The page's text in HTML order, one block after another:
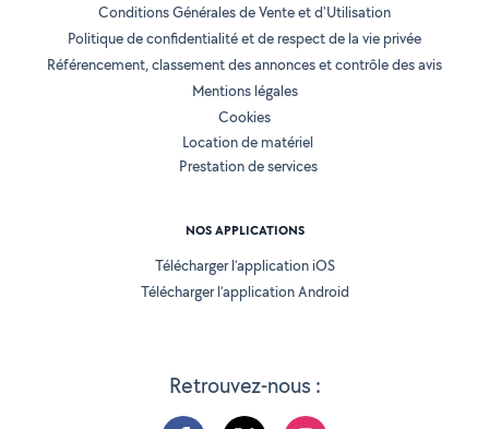
Retrouvez-nous :
Conditions Générales de Vente et d'Utilisation
Politique de confidentialité et de respect de la vie privée
Référencement, classement des annonces et contrôle des avis
Mentions légales
Cookies
Location de matériel
Prestation de services
NOS APPLICATIONS
Télécharger l’application iOS
Télécharger l’application Android